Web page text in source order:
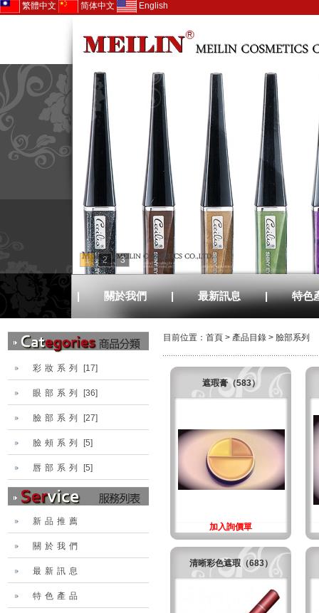
繁體中文 简体中文 English
1 2 3
| 關於我們 | 最新訊息 | 特色
彩妝系列 [17]
眼部系列 [36]
臉部系列 [27]
臉頰系列 [5]
唇部系列 [5]
新品推薦
關於我們
最新訊息
特色產品
目前位置： 首頁 > 產品目錄 > 臉部系列
遮瑕膏（583）
加入詢價單
清晰彩色遮瑕（683）